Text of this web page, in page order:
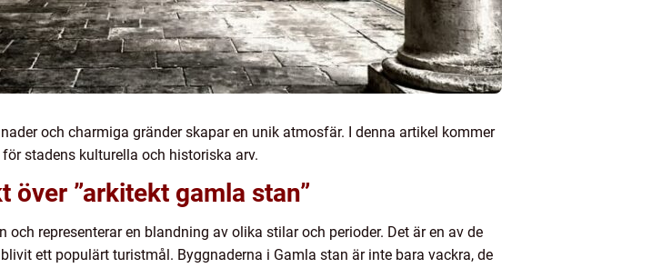
och charmiga gränder skapar en unik atmosfär. I denna artikel kommer
stadens kulturella och historiska arv.
över ”arkitekt gamla stan”
representerar en blandning av olika stilar och perioder. Det är en av de
ett populärt turistmål. Byggnaderna i Gamla stan är inte bara vackra, de